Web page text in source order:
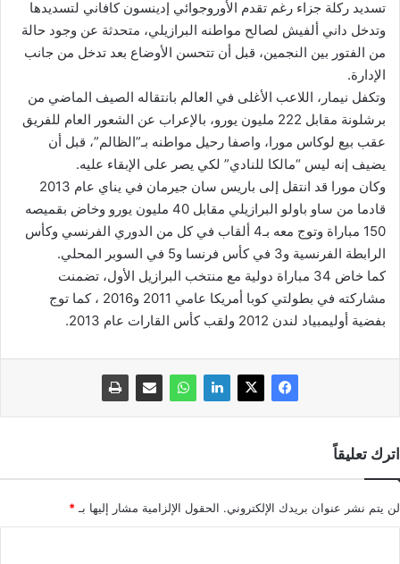
تسديد ركلة جزاء رغم تقدم الأوروجوائي إدينسون كافاني لتسديدها
وتدخل داني ألفيش لصالح مواطنه البرازيلي، متحدثة عن وجود حالة
من الفتور بين النجمين، قبل أن تتحسن الأوضاع بعد تدخل من جانب
الإدارة.
وتكفل نيمار، اللاعب الأغلى في العالم بانتقاله الصيف الماضي من
برشلونة مقابل 222 مليون يورو، بالإعراب عن الشعور العام للفريق
عقب بيع لوكاس مورا، واصفا رحيل مواطنه بـ”الظالم”، قبل أن
يضيف إنه ليس “مالكا للنادي” لكي يصر على الإبقاء عليه.
وكان مورا قد انتقل إلى باريس سان جيرمان في يناي عام 2013
قادما من ساو باولو البرازيلي مقابل 40 مليون يورو وخاض بقميصه
150 مباراة وتوج معه بـ4 ألقاب في كل من الدوري الفرنسي وكأس
الرابطة الفرنسية و3 في كأس فرنسا و5 في السوبر المحلي.
كما خاض 34 مباراة دولية مع منتخب البرازيل الأول، تضمنت
مشاركته في بطولتي كوبا أمريكا عامي 2011 و2016 ، كما توج
بفضية أوليمبياد لندن 2012 ولقب كأس القارات عام 2013.
اترك تعليقاً
لن يتم نشر عنوان بريدك الإلكتروني. الحقول الإلزامية مشار إليها بـ*